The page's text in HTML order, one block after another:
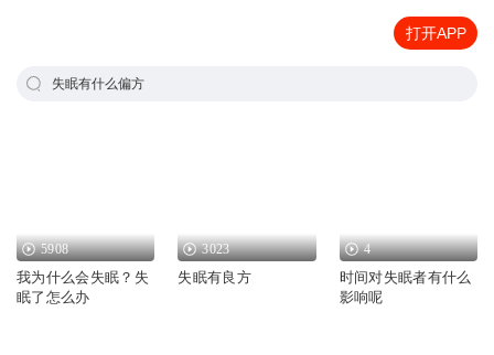
打开APP
失眠有什么偏方
5908
我为什么会失眠？失
眠了怎么办
3023
失眠有良方
4
时间对失眠者有什么
影响呢